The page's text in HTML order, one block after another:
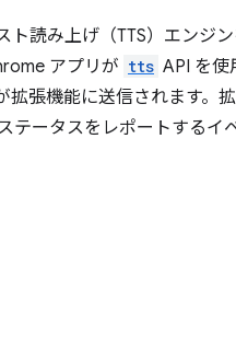
ト読み上げ（TTS）エンジ
アプリが tts API を使
張機能に送信されます。
テータスをレポートするイ